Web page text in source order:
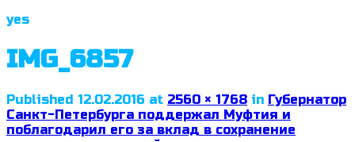
yes
IMG_6857
Published 12.02.2016 at 2560 × 1768 in Губернатор
Санкт-Петербурга поддержал Муфтия и
поблагодарил его за вклад в сохранение